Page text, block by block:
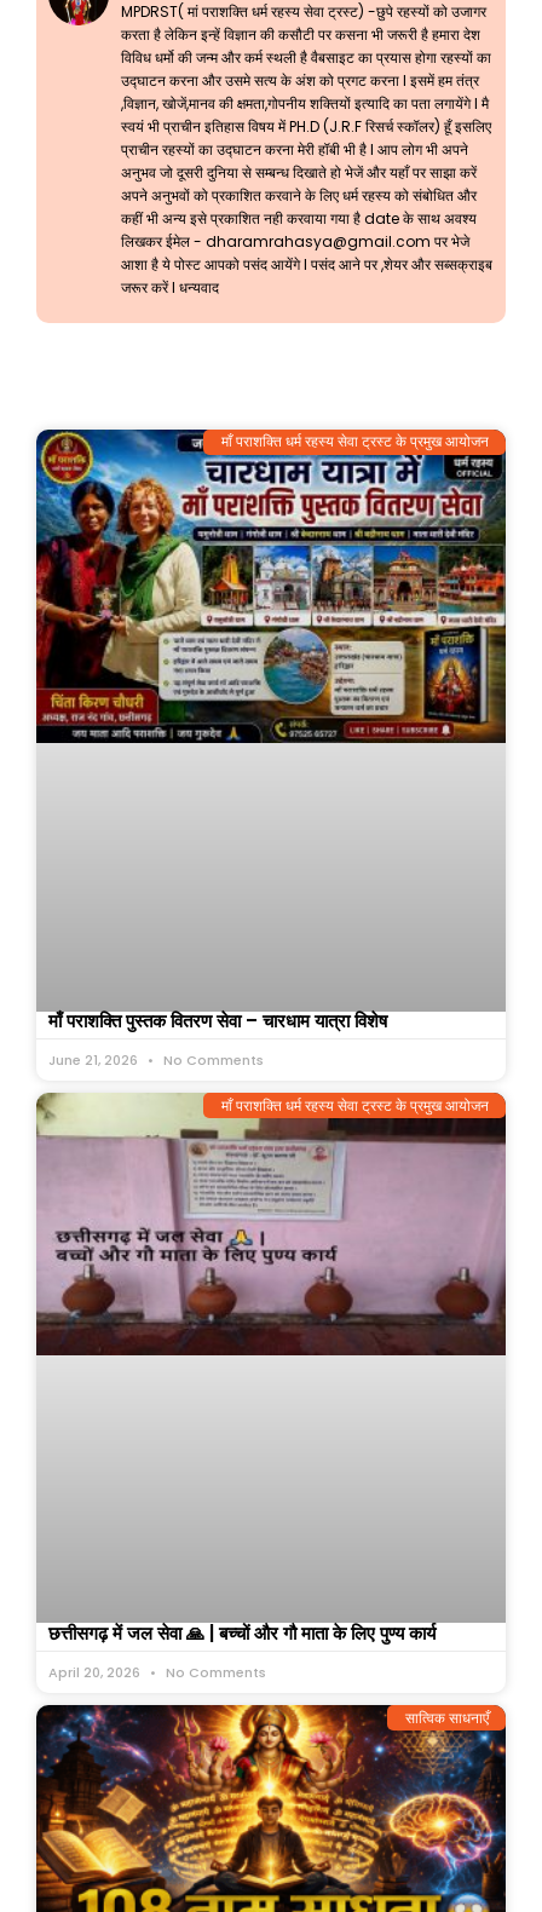
MPDRST( मां पराशक्ति धर्म रहस्य सेवा ट्रस्ट) -छुपे रहस्यों को उजागर
करता है लेकिन इन्हें विज्ञान की कसौटी पर कसना भी जरूरी है हमारा देश
विविध धर्मो की जन्म और कर्म स्थली है वैबसाइट का प्रयास होगा रहस्यों का
उद्घाटन करना और उसमे सत्य के अंश को प्रगट करना l इसमें हम तंत्र
,विज्ञान, खोजें,मानव की क्षमता,गोपनीय शक्तियों इत्यादि का पता लगायेंगे l मै
स्वयं भी प्राचीन इतिहास विषय में PH.D (J.R.F रिसर्च स्कॉलर) हूँ इसलिए
प्राचीन रहस्यों का उद्घाटन करना मेरी हॉबी भी है l आप लोग भी अपने
अनुभव जो दूसरी दुनिया से सम्बन्ध दिखाते हो भेजें और यहाँ पर साझा करें
अपने अनुभवों को प्रकाशित करवाने के लिए धर्म रहस्य को संबोधित और
कहीं भी अन्य इसे प्रकाशित नही करवाया गया है date के साथ अवश्य
लिखकर ईमेल - dharamrahasya@gmail.com पर भेजे
आशा है ये पोस्ट आपको पसंद आयेंगे l पसंद आने पर ,शेयर और सब्सक्राइब
जरूर करें l धन्यवाद
माँ पराशक्ति धर्म रहस्य सेवा ट्रस्ट के प्रमुख आयोजन
माँ पराशक्ति पुस्तक वितरण सेवा – चारधाम यात्रा विशेष
June 21, 2026 No Comments
माँ पराशक्ति धर्म रहस्य सेवा ट्रस्ट के प्रमुख आयोजन
छत्तीसगढ़ में जल सेवा 🙏 | बच्चों और गौ माता के लिए पुण्य कार्य
April 20, 2026 No Comments
सात्विक साधनाएँ